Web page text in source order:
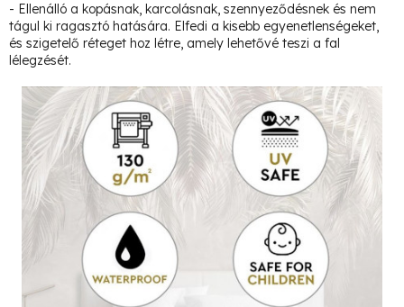
- Ellenálló a kopásnak, karcolásnak, szennyeződésnek és nem
tágul ki ragasztó hatására. Elfedi a kisebb egyenetlenségeket,
és szigetelő réteget hoz létre, amely lehetővé teszi a fal
lélegzését.